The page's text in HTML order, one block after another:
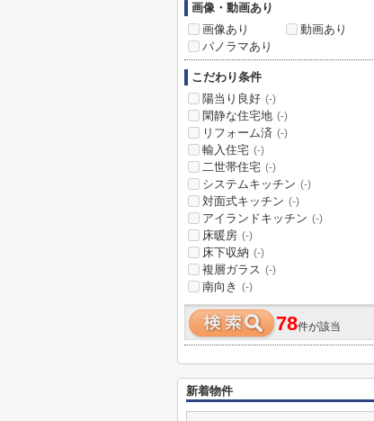
画像・動画あり
画像あり
動画あり
パノラマあり
こだわり条件
陽当り良好 (-)
閑静な住宅地 (-)
リフォーム済 (-)
輸入住宅 (-)
二世帯住宅 (-)
システムキッチン (-)
対面式キッチン (-)
アイランドキッチン (-)
床暖房 (-)
床下収納 (-)
複層ガラス (-)
南向き (-)
78件が該当
新着物件